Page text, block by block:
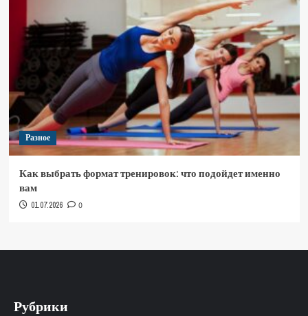
Разное
Как выбрать формат тренировок: что подойдет именно
вам
01.07.2026 0
Рубрики